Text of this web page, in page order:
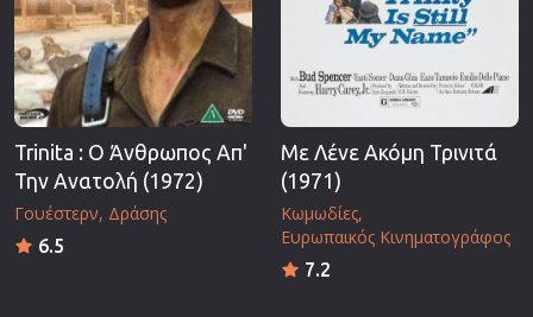
Trinita : Ο Άνθρωπος Απ'
Την Ανατολή (1972)
Γουέστερν Δράσης
6.5
Με Λένε Ακόμη Τρινιτά
(1971)
Κωμωδίες
Ευρωπαικός Κινηματογράφος
7.2